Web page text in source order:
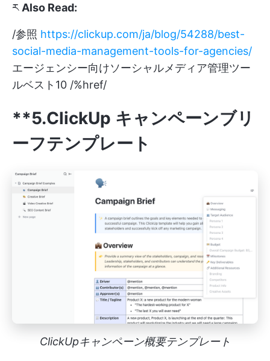
ཪ Also Read:
/参照 https://clickup.com/ja/blog/54288/best-
social-media-management-tools-for-agencies/
エージェンシー向けソーシャルメディア管理ツー
ルベスト10 /%href/
**5.ClickUp キャンペーンブリ
ーフテンプレート
ClickUpキャンペーン概要テンプレート